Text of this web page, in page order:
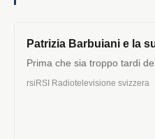
Patrizia Barbuiani e la
Prima che sia troppo tardi
rsiRSI Radiotelevisione svizzera